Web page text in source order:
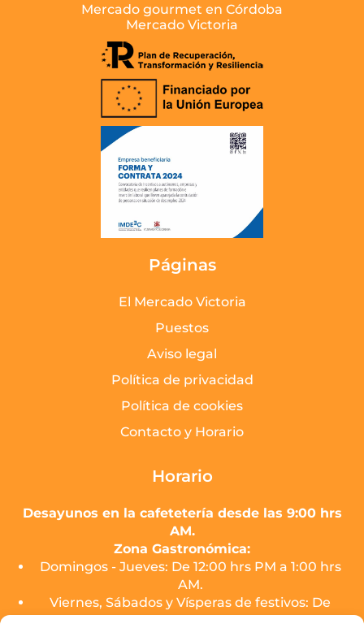
Mercado gourmet en Córdoba
Mercado Victoria
Páginas
El Mercado Victoria
Puestos
Aviso legal
Política de privacidad
Política de cookies
Contacto y Horario
Horario
Desayunos en la cafetetería desde las 9:00 hrs
AM.
Zona Gastronómica:
Domingos - Jueves: De 12:00 hrs PM a 1:00 hrs
AM.
Viernes, Sábados y Vísperas de festivos: De
12:00 hrs PM a 2:00 hrs AM.